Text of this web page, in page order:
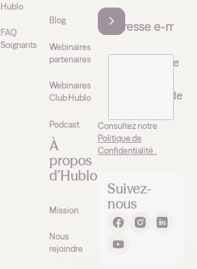
Hublo
FAQ
Soignants
Blog
Webinaires
partenaires
Webinaires
Club Hublo
Podcast
À
propos
d’Hublo
Mission
Nous
rejoindre
J’accepte de
newsletter de
Consultez notre
Politique de
Confidentialité .
Suivez-
nous